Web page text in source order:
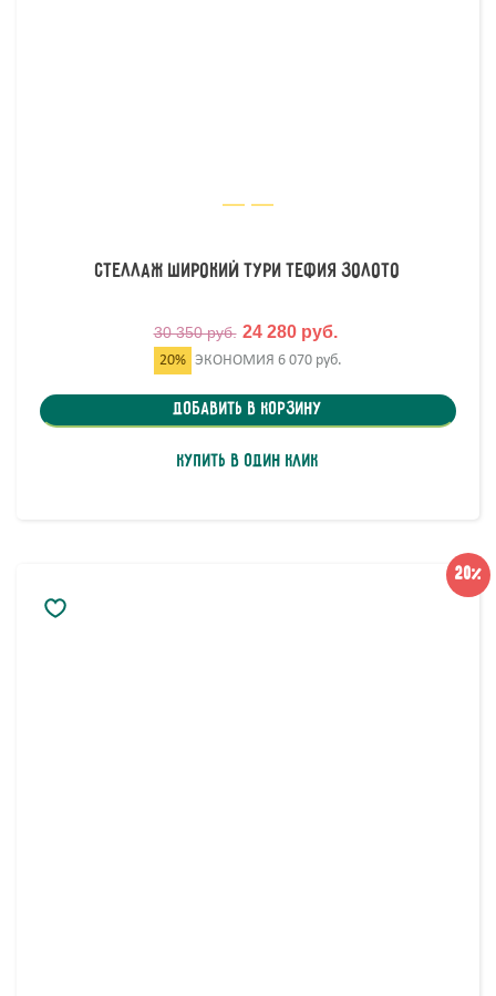
Стеллаж широкий Тури Тефия Золото
30 350 руб. 24 280 руб.
20% ЭКОНОМИЯ 6 070 руб.
Добавить в корзину
Купить в один клик
20%